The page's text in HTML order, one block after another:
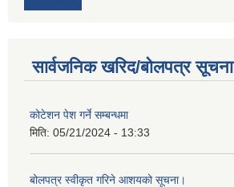
सार्वजनिक खरिद/बोलपत्र सूचना
कोटेशन पेश गर्ने सम्बन्धमा
मिति: 05/21/2024 - 13:33
बोलपत्र स्वीकृत गरिने आशयको सूचना।